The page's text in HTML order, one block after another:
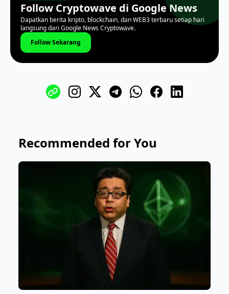
Follow Cryptowave di Google News
Dapatkan berita kripto, blockchain, dan WEB3 terbaru setiap hari
langsung dari Google News Cryptowave.
Follow Sekarang
Recommended for You